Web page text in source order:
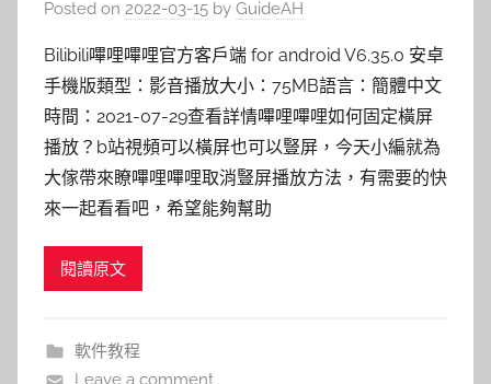
Posted on 2022-03-15 by GuideAH
Bilibili嗶哩嗶哩官方客戶端 for android V6.35.0 安卓
手機版類型：影音播放大小：75MB語言：簡體中文
時間：2021-07-29查看詳情嗶哩嗶哩如何固定橫屏
播放？b站視頻可以橫屏也可以豎屏，今天小編就為
大傢帶來瞭嗶哩嗶哩取消豎屏播放方法，有需要的快
來一起看看吧，希望能夠幫助
閱讀原文
軟件教程
Leave a comment